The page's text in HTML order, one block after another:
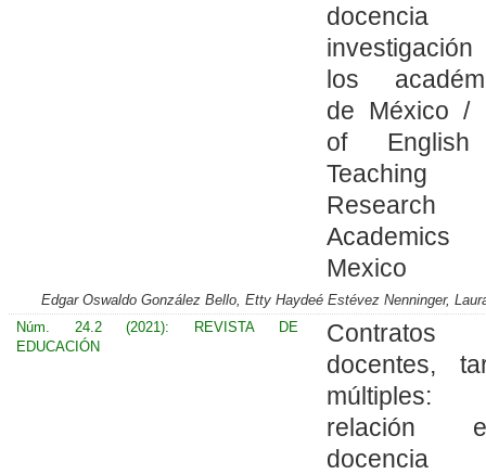
los
de México /
of
Teaching
Mexico
Edgar Oswaldo González Bello, Etty Haydeé Estévez Nenninger,
Núm. 24.2 (2021): REVISTA DE
EDUCACIÓN
Contratos
docentes,
relación